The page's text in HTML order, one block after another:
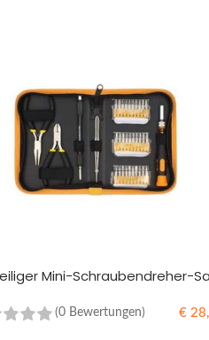
Mini-Schraubendreher-
(0 Bewertungen) €